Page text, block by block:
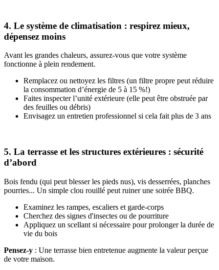
4. Le système de climatisation : respirez mieux,
dépensez moins
Avant les grandes chaleurs, assurez-vous que votre système
fonctionne à plein rendement.
Remplacez ou nettoyez les filtres (un filtre propre peut réduire
la consommation d’énergie de 5 à 15 %!)
Faites inspecter l’unité extérieure (elle peut être obstruée par
des feuilles ou débris)
Envisagez un entretien professionnel si cela fait plus de 3 ans
5. La terrasse et les structures extérieures : sécurité
d’abord
Bois fendu (qui peut blesser les pieds nus), vis desserrées, planches
pourries... Un simple clou rouillé peut ruiner une soirée BBQ.
Examinez les rampes, escaliers et garde-corps
Cherchez des signes d'insectes ou de pourriture
Appliquez un scellant si nécessaire pour prolonger la durée de
vie du bois
Pensez-y : Une terrasse bien entretenue augmente la valeur perçue
de votre maison.